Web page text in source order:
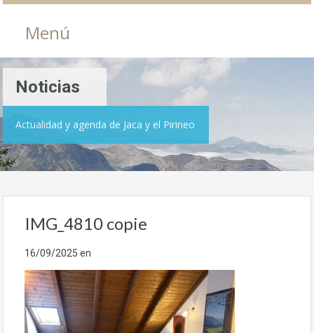
Menú
Noticias
Actualidad y agenda de Jaca y el Pirineo
IMG_4810 copie
16/09/2025 en